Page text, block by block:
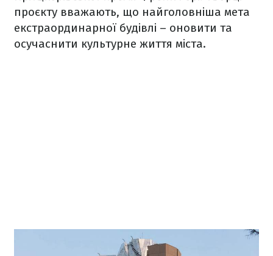
проєкту вважають, що найголовніша мета
екстраординарної будівлі – оновити та
осучаснити культурне життя міста.